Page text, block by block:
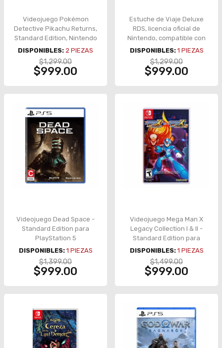
Videojuego Pokémon
Detective Pikachu Returns,
Standard Edition, Nintendo
Switch
DISPONIBLES: 2 PIEZAS
$1,299.00
$999.00
Estuche de Viaje Deluxe
RDS, licencia oficial de
Nintendo, compatible con
Nintendo Switch 2
DISPONIBLES: 1 PIEZAS
$1,299.00
$999.00
Videojuego Dead Space -
Standard Edition para
PlayStation 5
DISPONIBLES: 1 PIEZAS
$1,399.00
$999.00
Videojuego Mega Man X
Legacy Collection I & II -
Standard Edition para
Nintendo Switch
DISPONIBLES: 1 PIEZAS
$1,499.00
$999.00